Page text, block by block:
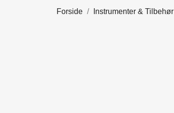
Forside Instrumenter & Tilbehør